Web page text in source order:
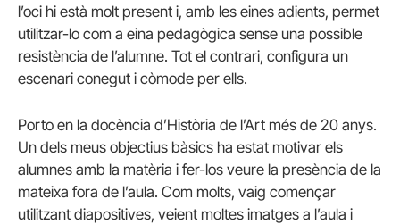
l’oci hi està molt present i, amb les eines adients, permet
utilitzar-lo com a eina pedagògica sense una possible
resistència de l’alumne. Tot el contrari, configura un
escenari conegut i còmode per ells.
Porto en la docència d’Història de l’Art més de 20 anys.
Un dels meus objectius bàsics ha estat motivar els
alumnes amb la matèria i fer-los veure la presència de la
mateixa fora de l’aula. Com molts, vaig començar
utilitzant diapositives, veient moltes imatges a l’aula i